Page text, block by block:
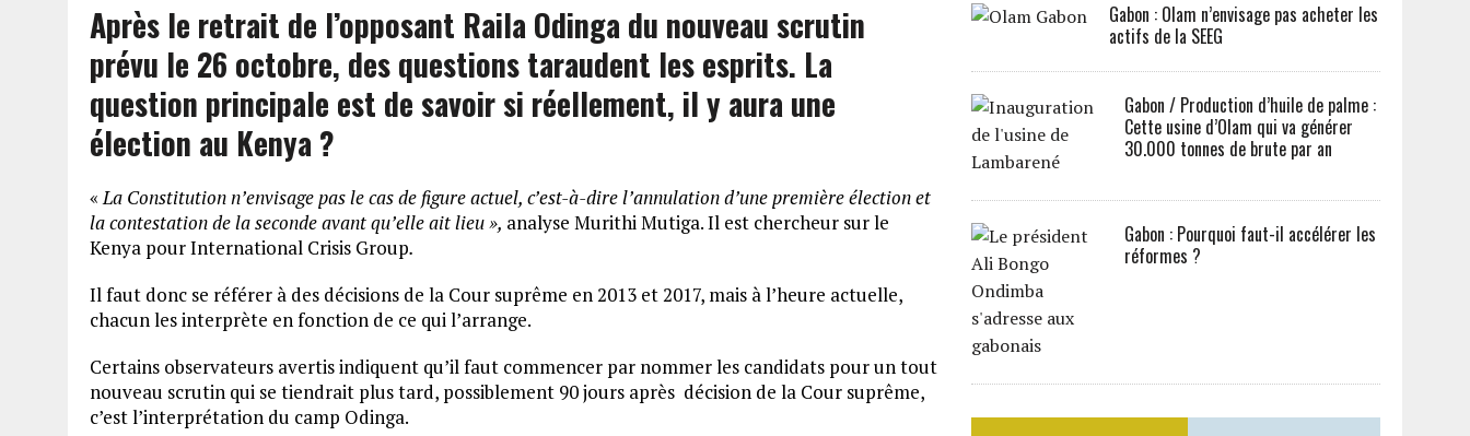
Après le retrait de l’opposant Raila Odinga du nouveau scrutin
prévu le 26 octobre, des questions taraudent les esprits. La
question principale est de savoir si réellement, il y aura une
élection au Kenya ?
«La Constitution n’envisage pas le cas de figure actuel, c’est-à-dire l’annulation d’une première élection et
la contestation de la seconde avant qu’elle ait lieu », analyse Murithi Mutiga. Il est chercheur sur le
Kenya pour International Crisis Group.
Il faut donc se référer à des décisions de la Cour suprême en 2013 et 2017, mais à l’heure actuelle,
chacun les interprète en fonction de ce qui l’arrange.
Certains observateurs avertis indiquent qu’il faut commencer par nommer les candidats pour un tout
nouveau scrutin qui se tiendrait plus tard, possiblement 90 jours après décision de la Cour suprême,
c’est l’interprétation du camp Odinga.
Gabon : Olam n’envisage pas acheter les
actifs de la SEEG
Gabon / Production d’huile de palme :
Cette usine d’Olam qui va générer
30.000 tonnes de brute par an
Gabon : Pourquoi faut-il accélérer les
réformes ?